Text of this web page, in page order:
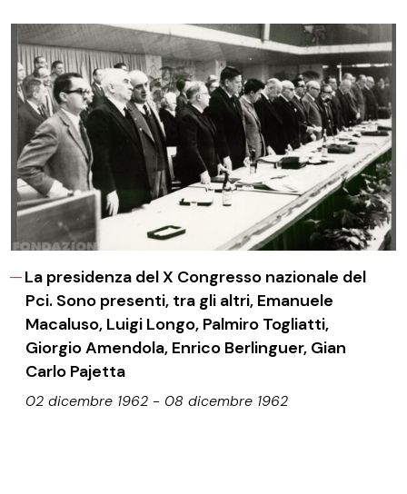
La presidenza del X Congresso nazionale del
Pci. Sono presenti, tra gli altri, Emanuele
Macaluso, Luigi Longo, Palmiro Togliatti,
Giorgio Amendola, Enrico Berlinguer, Gian
Carlo Pajetta
02 dicembre 1962 - 08 dicembre 1962